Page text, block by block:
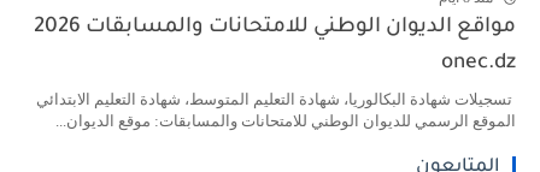
مواقع الديوان الوطني للامتحانات والمسابقات 2026
onec.dz
تسجيلات شهادة البكالوريا، شهادة التعليم المتوسط، شهادة التعليم الابتدائي
الموقع الرسمي للديوان الوطني للامتحانات والمسابقات: موقع الديوان...